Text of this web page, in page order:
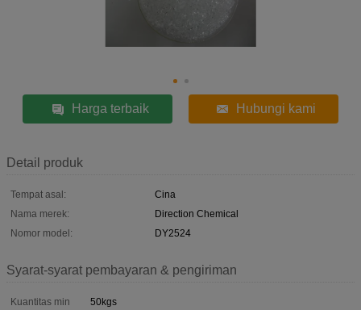
Harga terbaik Hubungi kami
Detail produk
Tempat asal:
Cina
Nama merek:
Direction Chemical
Nomor model:
DY2524
Syarat-syarat pembayaran & pengiriman
Kuantitas min
50kgs